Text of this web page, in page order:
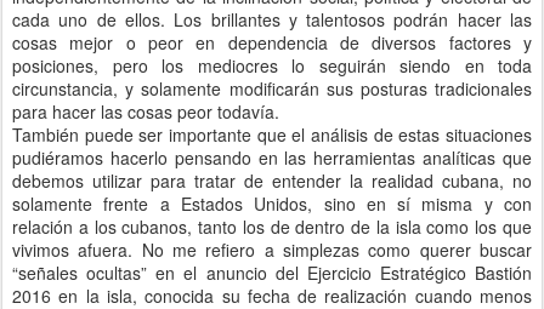
cada uno de ellos. Los brillantes y talentosos podrán hacer las
cosas mejor o peor en dependencia de diversos factores y
posiciones, pero los mediocres lo seguirán siendo en toda
circunstancia, y solamente modificarán sus posturas tradicionales
para hacer las cosas peor todavía.
También puede ser importante que el análisis de estas situaciones
pudiéramos hacerlo pensando en las herramientas analíticas que
debemos utilizar para tratar de entender la realidad cubana, no
solamente frente a Estados Unidos, sino en sí misma y con
relación a los cubanos, tanto los de dentro de la isla como los que
vivimos afuera. No me refiero a simplezas como querer buscar
“señales ocultas” en el anuncio del Ejercicio Estratégico Bastión
2016 en la isla, conocida su fecha de realización cuando menos